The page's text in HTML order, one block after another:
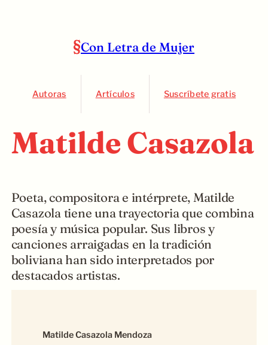
Con Letra de Mujer
Autoras Artículos Suscríbete gratis
Matilde Casazola
Poeta, compositora e intérprete, Matilde
Casazola tiene una trayectoria que combina
poesía y música popular. Sus libros y
canciones arraigadas en la tradición
boliviana han sido interpretados por
destacados artistas.
Matilde Casazola Mendoza